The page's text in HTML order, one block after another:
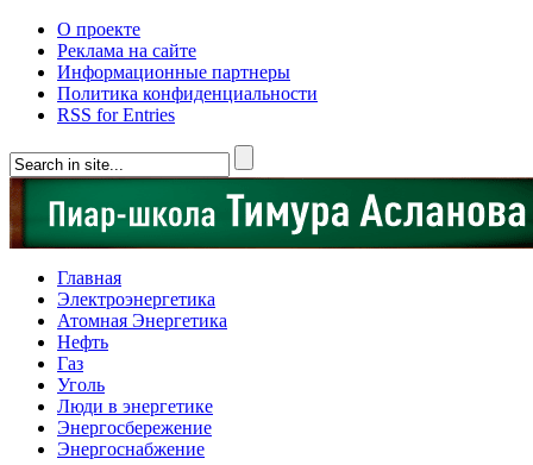
О проекте
Реклама на сайте
Информационные партнеры
Политика конфиденциальности
RSS for Entries
Главная
Электроэнергетика
Атомная Энергетика
Нефть
Газ
Уголь
Люди в энергетике
Энергосбережение
Энергоснабжение